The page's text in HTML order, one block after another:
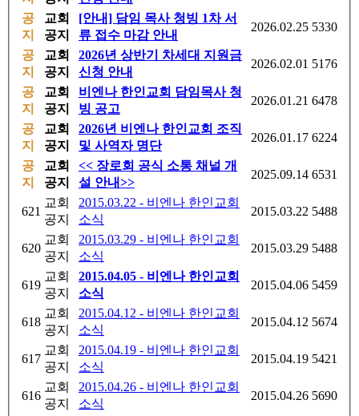
공
지
교회
공지
[안내] 담임 목사 청빙 1차 서
류 접수 마감 안내
2026.02.25 5330
공
지
교회
공지
2026년 상반기 차세대 지원금
신청 안내
2026.02.01 5176
공
지
교회
공지
비엔나 한인교회 담임목사 청
빙 공고
2026.01.21 6478
공
지
교회
공지
2026년 비엔나 한인교회 조직
및 사역자 명단
2026.01.17 6224
공
지
교회
공지
<< 장로회 공식 소통 채널 개
설 안내>>
2025.09.14 6531
621
교회
공지
2015.03.22 - 비엔나 한인교회
소식
2015.03.22 5488
620
교회
공지
2015.03.29 - 비엔나 한인교회
소식
2015.03.29 5488
619
교회
공지
2015.04.05 - 비엔나 한인교회
소식
2015.04.06 5459
618
교회
공지
2015.04.12 - 비엔나 한인교회
소식
2015.04.12 5674
617
교회
공지
2015.04.19 - 비엔나 한인교회
소식
2015.04.19 5421
616
교회
공지
2015.04.26 - 비엔나 한인교회
소식
2015.04.26 5690